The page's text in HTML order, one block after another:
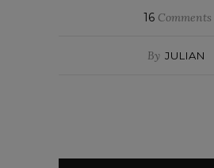
16 Comments
By JULIAN